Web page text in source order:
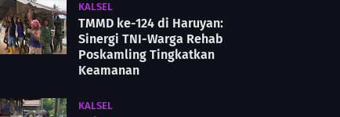
KALSEL
TMMD ke-124 di Haruyan:
Sinergi TNI-Warga Rehab
Poskamling Tingkatkan
Keamanan
KALSEL